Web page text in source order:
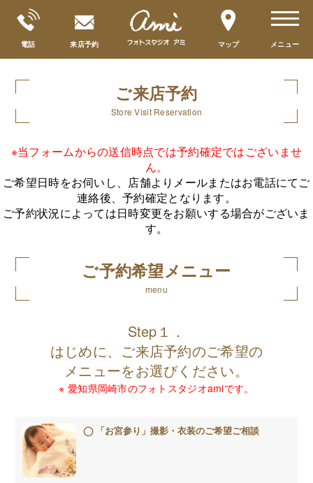
ご来店予約
Store Visit Reservation
※当フォームからの送信時点では予約確定ではございませ
ん。
ご希望日時をお伺いし、店舗よりメールまたはお電話にてご
連絡後、予約確定となります。
ご予約状況によっては日時変更をお願いする場合がございま
す。
ご予約希望メニュー
menu
Step１．
はじめに、ご来店予約のご希望の
メニューをお選びください。
※ 愛知県岡崎市のフォトスタジオamiです。
「お宮参り」撮影・衣装のご希望ご相談
toggle
電話 来店予約 マップ メニュー